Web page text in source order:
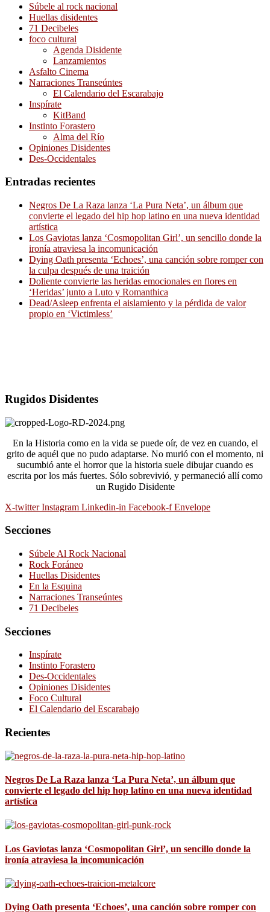
Súbele al rock nacional
Huellas disidentes
71 Decibeles
foco cultural
Agenda Disidente
Lanzamientos
Asfalto Cinema
Narraciones Transeúntes
El Calendario del Escarabajo
Inspírate
KitBand
Instinto Forastero
Alma del Río
Opiniones Disidentes
Des-Occidentales
Entradas recientes
Negros De La Raza lanza ‘La Pura Neta’, un álbum que
convierte el legado del hip hop latino en una nueva identidad
artística
Los Gaviotas lanza ‘Cosmopolitan Girl’, un sencillo donde la
ironía atraviesa la incomunicación
Dying Oath presenta ‘Echoes’, una canción sobre romper con
la culpa después de una traición
Doliente convierte las heridas emocionales en flores en
‘Heridas’ junto a Luto y Romanthica
Dead/Asleep enfrenta el aislamiento y la pérdida de valor
propio en ‘Victimless’
Rugidos Disidentes
En la Historia como en la vida se puede oír, de vez en cuando, el
grito de aquél que no pudo adaptarse. No murió con el momento, ni
sucumbió ante el horror que la historia suele dibujar cuando es
escrita por los más fuertes. Sólo sobrevivió, y permaneció allí como
un Rugido Disidente
X-twitter Instagram Linkedin-in Facebook-f Envelope
Secciones
Súbele Al Rock Nacional
Rock Foráneo
Huellas Disidentes
En la Esquina
Narraciones Transeúntes
71 Decibeles
Secciones
Inspírate
Instinto Forastero
Des-Occidentales
Opiniones Disidentes
Foco Cultural
El Calendario del Escarabajo
Recientes
Negros De La Raza lanza ‘La Pura Neta’, un álbum que
convierte el legado del hip hop latino en una nueva identidad
artística
Los Gaviotas lanza ‘Cosmopolitan Girl’, un sencillo donde la
ironía atraviesa la incomunicación
Dying Oath presenta ‘Echoes’, una canción sobre romper con